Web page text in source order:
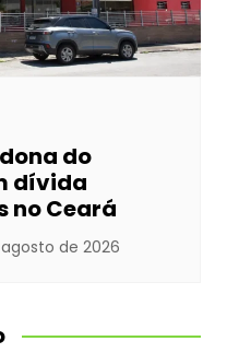
do
dívida
no Ceará
de 2026